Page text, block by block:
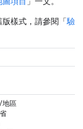
樣式，請參閱「驗
地區